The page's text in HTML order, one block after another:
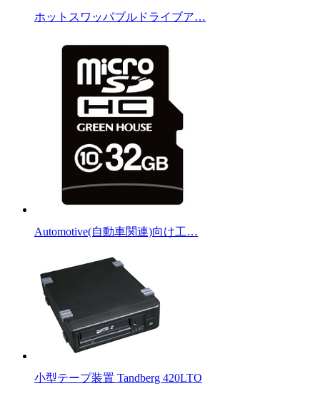
ホットスワッパブルドライブア…
Automotive(自動車関連)向け工…
小型テープ装置 Tandberg 420LTO